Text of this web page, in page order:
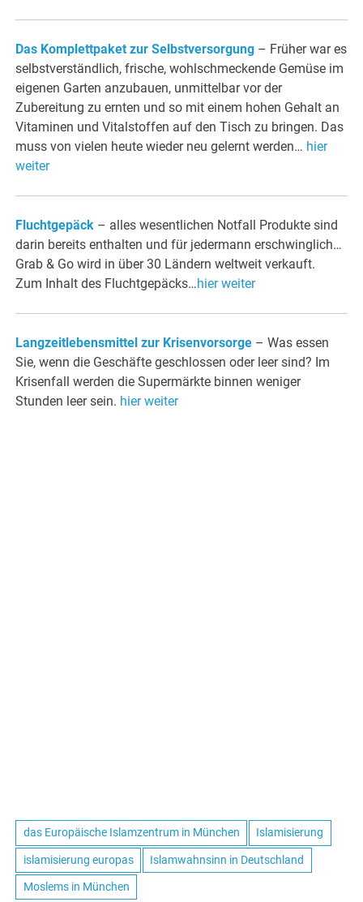
Das Komplettpaket zur Selbstversorgung – Früher war es
selbstverständlich, frische, wohlschmeckende Gemüse im
eigenen Garten anzubauen, unmittelbar vor der
Zubereitung zu ernten und so mit einem hohen Gehalt an
Vitaminen und Vitalstoffen auf den Tisch zu bringen. Das
muss von vielen heute wieder neu gelernt werden… hier
weiter
Fluchtgepäck – alles wesentlichen Notfall Produkte sind
darin bereits enthalten und für jedermann erschwinglich…
Grab & Go wird in über 30 Ländern weltweit verkauft.
Zum Inhalt des Fluchtgepäcks…hier weiter
Langzeitlebensmittel zur Krisenvorsorge – Was essen
Sie, wenn die Geschäfte geschlossen oder leer sind? Im
Krisenfall werden die Supermärkte binnen weniger
Stunden leer sein. hier weiter
das Europäische Islamzentrum in München Islamisierung
islamisierung europas Islamwahnsinn in Deutschland
Moslems in München